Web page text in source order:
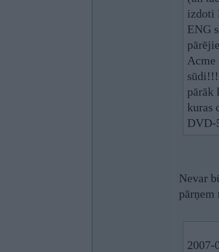
izdoti
ENG
Acme
pārāk
kuras
DVD-
Nevar
pārņem
2007-